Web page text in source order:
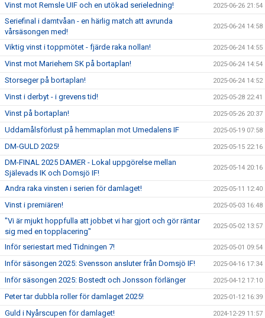
Vinst mot Remsle UIF och en utökad serieledning! 2025-06-26 21:54
Seriefinal i damtvåan - en härlig match att avrunda
vårsäsongen med!
2025-06-24 14:58
Viktig vinst i toppmötet - fjärde raka nollan! 2025-06-24 14:55
Vinst mot Mariehem SK på bortaplan! 2025-06-24 14:54
Storseger på bortaplan! 2025-06-24 14:52
Vinst i derbyt - i grevens tid! 2025-05-28 22:41
Vinst på bortaplan! 2025-05-26 20:37
Uddamålsförlust på hemmaplan mot Umedalens IF 2025-05-19 07:58
DM-GULD 2025! 2025-05-15 22:16
DM-FINAL 2025 DAMER - Lokal uppgörelse mellan
Själevads IK och Domsjö IF!
2025-05-14 20:16
Andra raka vinsten i serien för damlaget! 2025-05-11 12:40
Vinst i premiären! 2025-05-03 16:48
"Vi är mjukt hoppfulla att jobbet vi har gjort och gör räntar
sig med en topplacering"
2025-05-02 13:57
Inför seriestart med Tidningen 7! 2025-05-01 09:54
Inför säsongen 2025: Svensson ansluter från Domsjö IF! 2025-04-16 17:34
Inför säsongen 2025: Bostedt och Jonsson förlänger 2025-04-12 17:10
Peter tar dubbla roller för damlaget 2025! 2025-01-12 16:39
Guld i Nyårscupen för damlaget! 2024-12-29 11:57